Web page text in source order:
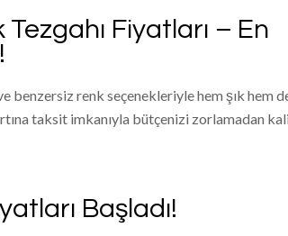
Fiyatları – En
ve benzersiz renk seçenekleriyle hem şık hem
taksit imkanıyla bütçenizi zorlamadan
Başladı!